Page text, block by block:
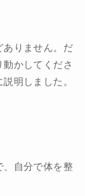
ありません。だ
かしてくださ
明しました。
、自分で体を整